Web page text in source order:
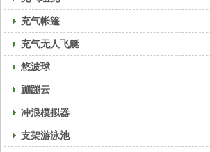
充气帐篷
充气无人飞艇
悠波球
蹦蹦云
冲浪模拟器
支架游泳池